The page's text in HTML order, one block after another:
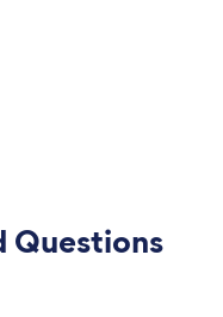
Questions